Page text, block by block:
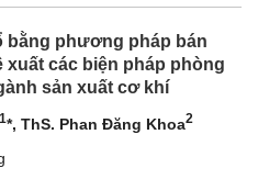
bằng phương pháp bán
các biện pháp phòng
sản xuất cơ khí
1*, ThS. Phan Đăng Khoa2